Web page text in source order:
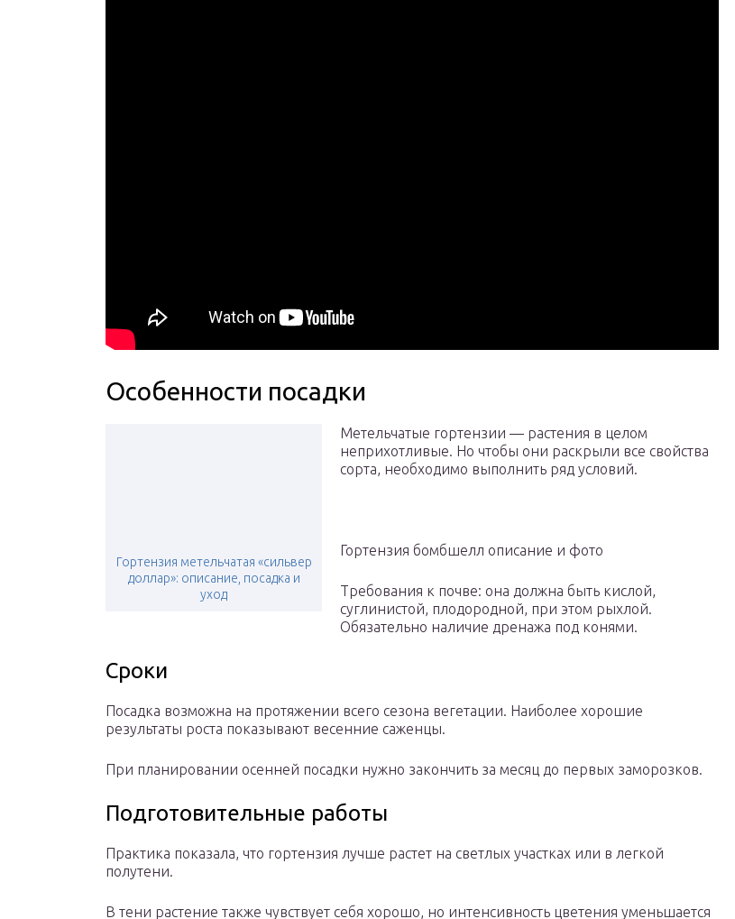
Особенности посадки
Гортензия метельчатая «сильвер
доллар»: описание, посадка и
уход
Метельчатые гортензии — растения в целом
неприхотливые. Но чтобы они раскрыли все свойства
сорта, необходимо выполнить ряд условий.
Гортензия бомбшелл описание и фото
Требования к почве: она должна быть кислой,
суглинистой, плодородной, при этом рыхлой.
Обязательно наличие дренажа под конями.
Сроки
Посадка возможна на протяжении всего сезона вегетации. Наиболее хорошие
результаты роста показывают весенние саженцы.
При планировании осенней посадки нужно закончить за месяц до первых заморозков.
Подготовительные работы
Практика показала, что гортензия лучше растет на светлых участках или в легкой
полутени.
В тени растение также чувствует себя хорошо, но интенсивность цветения уменьшается